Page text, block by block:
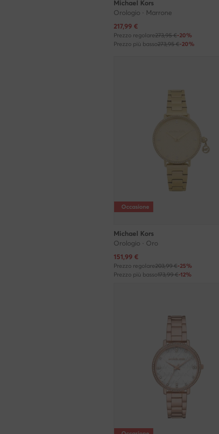
Michael Kors
Orologio · Marrone
Prezzo attuale
217,99 €
Prezzo regolare273,95 €-20%
Prezzo più basso273,95 €-20%
Occasione
Michael Kors
Orologio · Oro
Prezzo attuale
151,99 €
Prezzo regolare203,99 €-25%
Prezzo più basso173,99 €-12%